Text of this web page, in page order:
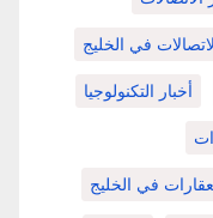
في الخليج
أخبار التكنولوجيا
في الخليج